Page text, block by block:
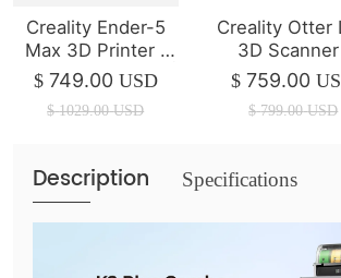
Creality Ender-5
Max 3D Printer |
400*400*400mm |
700mm/s
$ 749.00 USD
$ 1029.00 USD
Creality Otter
3D Scanner |
Wireless
$ 759.00
$ 799.00 USD
Description Specifications